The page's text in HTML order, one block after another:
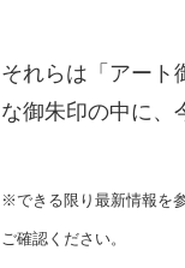
それらは「アート
な御朱印の中に、
※できる限り最新情報を
ご確認ください。